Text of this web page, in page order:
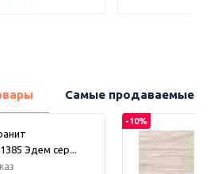
Самые продаваемые
Эдем сер...
-10%